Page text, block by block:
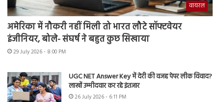
वायरल
अमेरिका में नौकरी नहीं मिली तो भारत लौटे सॉफ्टवेयर
इंजीनियर, बोले- संघर्ष ने बहुत कुछ सिखाया
29 July 2026 - 8:00 PM
UGC NET Answer Key में देरी की वजह पेपर लीक विवाद?
लाखों उम्मीदवार कर रहे इंतजार
26 July 2026 - 6:11 PM